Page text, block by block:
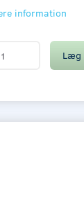
information
Læg